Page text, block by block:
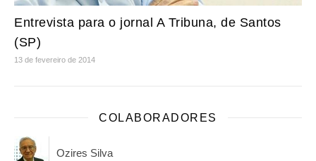
Entrevista para o jornal A Tribuna, de Santos
(SP)
13 de fevereiro de 2014
COLABORADORES
Ozires Silva